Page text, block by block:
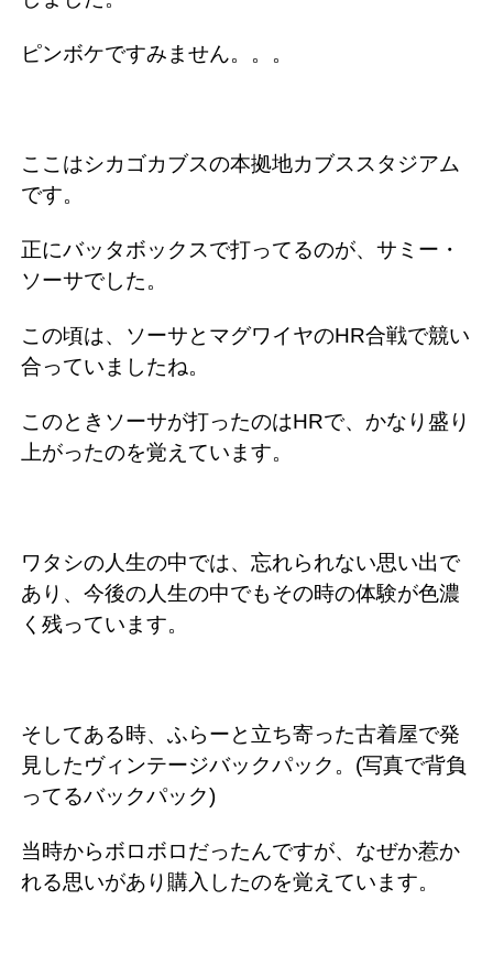
ピンボケですみません。。。
ここはシカゴカブスの本拠地カブススタジアム
です。
正にバッタボックスで打ってるのが、サミー・
ソーサでした。
この頃は、ソーサとマグワイヤのHR合戦で競い
合っていましたね。
このときソーサが打ったのはHRで、かなり盛り
上がったのを覚えています。
ワタシの人生の中では、忘れられない思い出で
あり、今後の人生の中でもその時の体験が色濃
く残っています。
そしてある時、ふらーと立ち寄った古着屋で発
見したヴィンテージバックパック。(写真で背負
ってるバックパック)
当時からボロボロだったんですが、なぜか惹か
れる思いがあり購入したのを覚えています。